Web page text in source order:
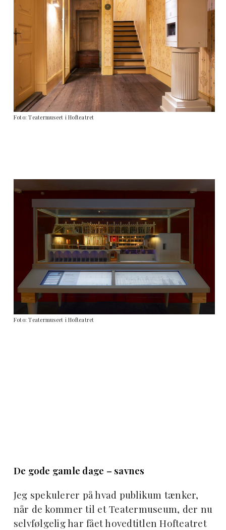
Foto: Teatermuseet i Hofteatret
Foto: Teatermuseet i Hofteatret
De gode gamle dage – savnes
Jeg spekulerer på hvad publikum tænker,
når de kommer til et Teatermuseum, der nu
selvfølgelig har fået hovedtitlen Hofteatret